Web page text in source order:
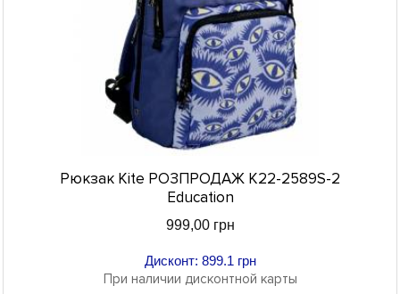
Рюкзак Kite РОЗПРОДАЖ K22-2589S-2
Education
999,00 грн
Дисконт: 899.1 грн
При наличии дисконтной карты